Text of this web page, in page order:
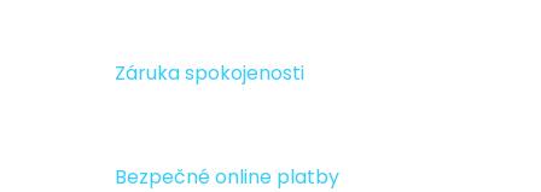
Záruka spokojenosti
Bezpečné online platby